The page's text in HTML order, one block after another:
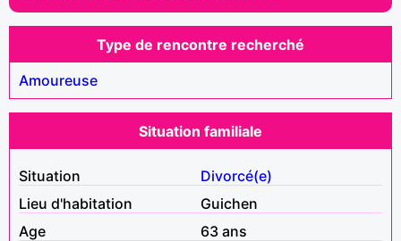
Type de rencontre recherché
Amoureuse
Situation familiale
Situation
Divorcé(e)
Lieu d'habitation
Guichen
Age
63 ans